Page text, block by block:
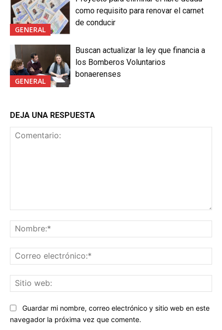
GENERAL
como requisito para renovar el carnet
de conducir
GENERAL
Buscan actualizar la ley que financia a
los Bomberos Voluntarios
bonaerenses
DEJA UNA RESPUESTA
Guardar mi nombre, correo electrónico y sitio web en este
navegador la próxima vez que comente.